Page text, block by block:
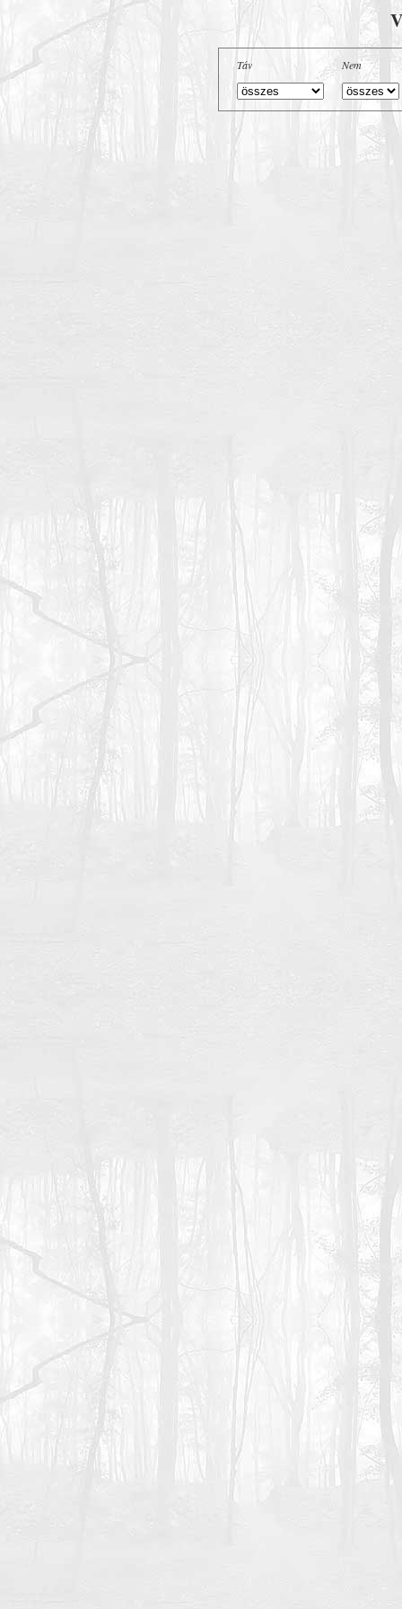
Táv Nem